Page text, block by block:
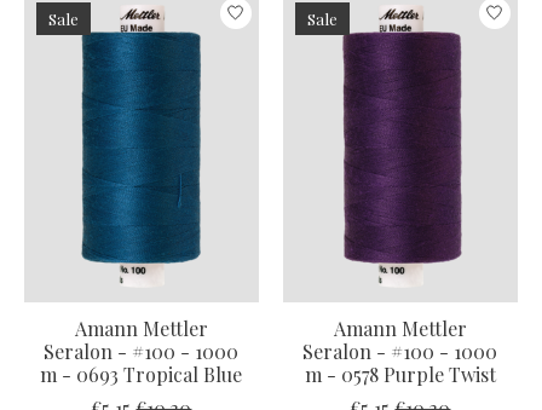
Sale
Amann Mettler
Seralon - #100 - 1000
m - 0693 Tropical Blue
Sale
Amann Mettler
Seralon - #100 - 1000
m - 0578 Purple Twist